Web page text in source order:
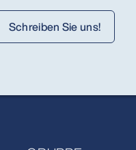
Schreiben Sie uns!